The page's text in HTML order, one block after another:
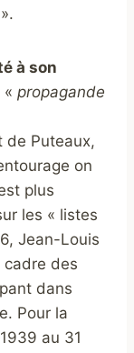
».
à son
« propagande
de Puteaux,
on
plus
les « listes
Jean-Louis
cadre des
dans
Pour la
au 31